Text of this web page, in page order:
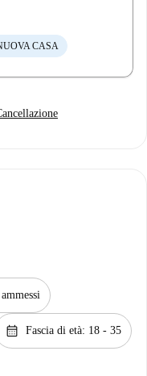
CASA
calendar_month Fascia di età: 18 - 35